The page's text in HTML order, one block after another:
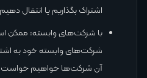
اشتراک بگذاریم یا انتقال
با شرکت‌های وابسته: ممکن
شرکت‌های وابسته خود به
آن شرکت‌ها خواهیم خواست